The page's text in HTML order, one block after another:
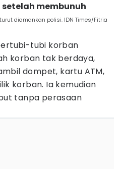
membunuh
diamankan polisi. IDN Times/Fitria
tubi korban
korban tak berdaya,
dompet, kartu ATM,
korban. Ia kemudian
tanpa perasaan